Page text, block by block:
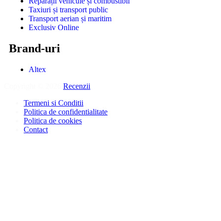
Taxiuri și transport public
Transport aerian și maritim
Exclusiv Online
Brand-uri
Altex
Recenzii
Termeni si Conditii
Politica de confidentialitate
Politica de cookies
Contact